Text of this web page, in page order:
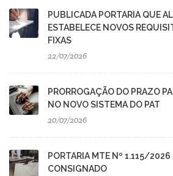
PUBLICADA PORTARIA QUE
ESTABELECE NOVOS
FIXAS
22/07/2026
PRORROGAÇÃO DO PRAZO
NO NOVO SISTEMA DO PAT
20/07/2026
PORTARIA MTE Nº 1.115/
CONSIGNADO